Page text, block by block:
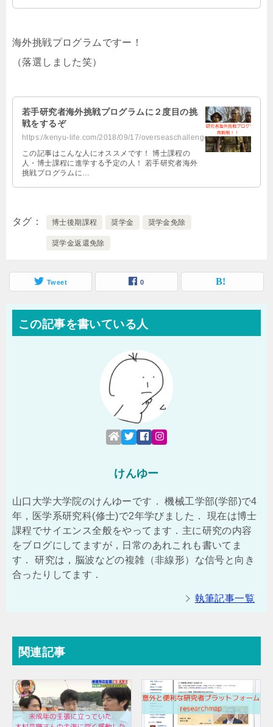
海外挑戦プログラムですー！
（落選しました笑）
若手研究者海外挑戦プログラムに２度目の挑
戦をするぞ
https://kenyu-life.com/2018/09/17/overseaschallengeprigram/
この記事はこんな人にオススメです！ 博士課程の
人・博士課程に進学する予定の人！ 若手研究者海外
挑戦プログラムに…
タグ 博士後期課程 奨学金 奨学金免除
奨学金返還免除
Tweet 0
この記事を書いている人
けんゆー
山口大学大学院のけんゆーです． 機械工学部(学部)で4
年，医学系研究科(修士)で2年学びました． 現在は博士
課程でサイエンス全般をやってます．主に研究の内容
をブログにしてますが，日常のあれこれも書いてま
す． 研究は，脳波などの複雑（非線形）な信号と向き
合ったりしてます．
執筆記事一覧
関連記事